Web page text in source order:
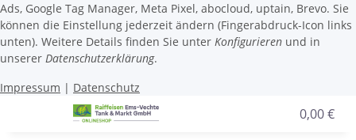
Ads, Google Tag Manager, Meta Pixel, abocloud, uptain, Brevo. Sie
können die Einstellung jederzeit ändern (Fingerabdruck-Icon links
unten). Weitere Details finden Sie unter Konfigurieren und in
unserer Datenschutzerklärung.
Impressum | Datenschutz
0,00 €